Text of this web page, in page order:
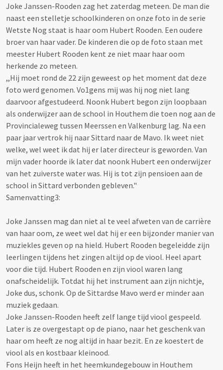
Joke Janssen-Rooden zag het zaterdag meteen. De man die
naast een stelletje schoolkinderen on onze foto in de serie
Wetste Nog staat is haar oom Hubert Rooden. Een oudere
broer van haar vader. De kinderen die op de foto staan met
meester Hubert Rooden kent ze niet maar haar oom
herkende zo meteen.
,,Hij moet rond de 22 zijn geweest op het moment dat deze
foto werd genomen. Vo1gens mij was hij nog niet lang
daarvoor afgestudeerd. Noonk Hubert begon zijn loopbaan
als onderwijzer aan de school in Houthem die toen nog aan de
Provincialeweg tussen Meerssen en Valkenburg lag. Na een
paar jaar vertrok hij naar Sittard naar de Mavo. Ik weet niet
welke, wel weet ik dat hij er later directeur is geworden. Van
mijn vader hoorde ik later dat noonk Hubert een onderwijzer
van het zuiverste water was. Hij is tot zijn pensioen aan de
school in Sittard verbonden gebleven."
Samenvatting3:
Joke Janssen mag dan niet al te veel afweten van de carrière
van haar oom, ze weet wel dat hij er een bijzonder manier van
muziekles geven op na hield. Hubert Rooden begeleidde zijn
leerlingen tijdens het zingen altijd op de viool. Heel apart
voor die tijd. Hubert Rooden en zijn viool waren lang
onafscheidelijk. Totdat hij het instrument aan zijn nichtje,
Joke dus, schonk. Op de Sittardse Mavo werd er minder aan
muziek gedaan.
Joke Janssen-Rooden heeft zelf lange tijd viool gespeeld.
Later is ze overgestapt op de piano, naar het geschenk van
haar om heeft ze nog altijd in haar bezit. En ze koestert de
viool als en kostbaar kleinood.
Fons Heijn heeft in het heemkundegebouw in Houthem